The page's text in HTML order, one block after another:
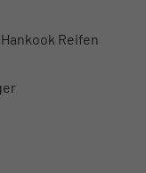
Reifen